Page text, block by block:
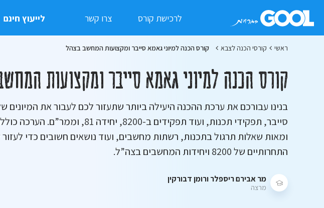
לרכישת קורס צרו קשר לייעוץ חינם
ראשי קורסי הכנה לצבא קורס הכנה למיוני גאמא סייבר ומקצועות המחשב בצהל
קורס הכנה למיוני גאמא סייבר ומקצועות
בנינו עבורכם את ערכת ההכנה היעילה ביותר שתעזור לכם לעבור את המיונים
סייבר, תפקידי תכנות, ועוד תפקידים ב-8200,
ומאות שאלות תרגול בתכנות, רשתות מחשבים, ועוד נושאים חשובים כדי
התחרותיים של 8200 ויחידות המחשבים בצה”ל.
מר אבירם ריספלר ורומן דבורקין
מרצה